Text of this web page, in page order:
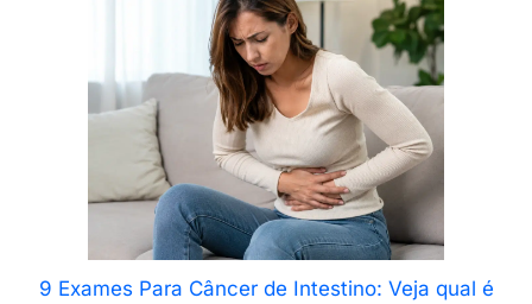
9 Exames Para Câncer de Intestino: Veja qual é